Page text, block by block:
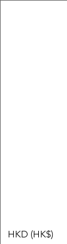
HKD (HK$)